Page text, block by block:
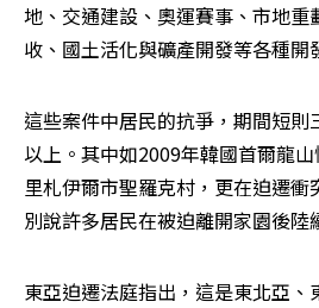
地、交通建設、奧運賽事、市地重
收、國土活化與礦產開發等各種開
這些案件中居民的抗爭，期間短則
以上。其中如2009年韓國首爾龍
里札伊爾市聖羅克村，更在迫遷
別說許多居民在被迫離開家園後陸
東亞迫遷法庭指出，這是東北亞、